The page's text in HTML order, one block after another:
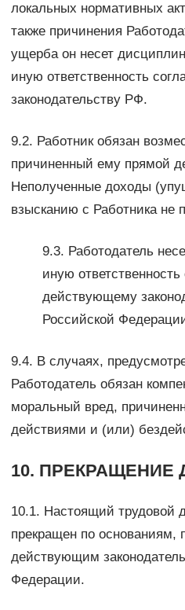
локальных нормативных
также причинения
ущерба он несет
иную ответственность
законодательству РФ.
9.2. Работник обязан
причиненный ему прямой
Неполученные доходы
взысканию с Работника не
9.3. Работодатель
иную ответственность
действующему
Российской
9.4. В случаях,
Работодатель обязан
моральный вред,
действиями и (или)
10. ПРЕКРАЩЕНИЕ
10.1. Настоящий трудовой
прекращен по основаниям,
действующим
Федерации.